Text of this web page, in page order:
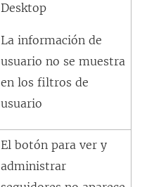
Desktop
La información de
usuario no se muestra
en los filtros de
usuario
El botón para ver y
administrar